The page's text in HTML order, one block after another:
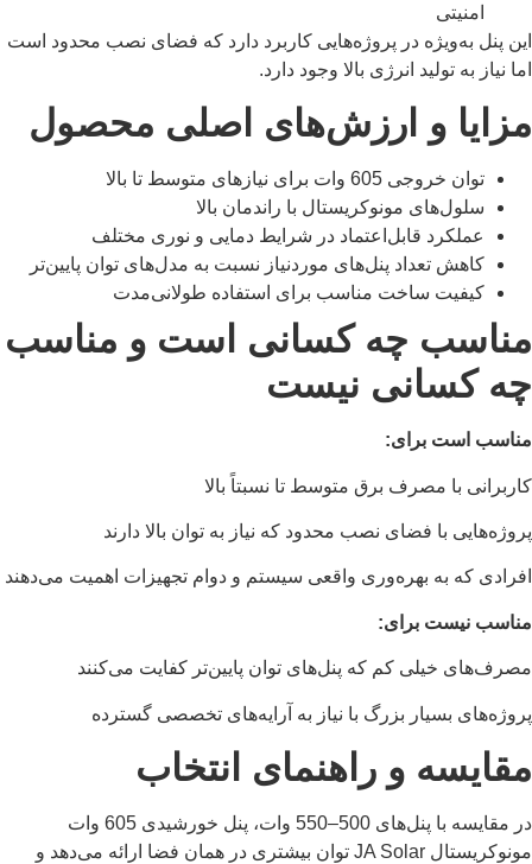
امنیتی
این پنل به‌ویژه در پروژه‌هایی کاربرد دارد که فضای نصب محدود است
اما نیاز به تولید انرژی بالا وجود دارد.
مزایا و ارزش‌های اصلی محصول
توان خروجی 605 وات برای نیازهای متوسط تا بالا
سلول‌های مونوکریستال با راندمان بالا
عملکرد قابل‌اعتماد در شرایط دمایی و نوری مختلف
کاهش تعداد پنل‌های موردنیاز نسبت به مدل‌های توان پایین‌تر
کیفیت ساخت مناسب برای استفاده طولانی‌مدت
مناسب چه کسانی است و مناسب
چه کسانی نیست
مناسب است برای:
کاربرانی با مصرف برق متوسط تا نسبتاً بالا
پروژه‌هایی با فضای نصب محدود که نیاز به توان بالا دارند
افرادی که به بهره‌وری واقعی سیستم و دوام تجهیزات اهمیت می‌دهند
مناسب نیست برای:
مصرف‌های خیلی کم که پنل‌های توان پایین‌تر کفایت می‌کنند
پروژه‌های بسیار بزرگ با نیاز به آرایه‌های تخصصی گسترده
مقایسه و راهنمای انتخاب
در مقایسه با پنل‌های 500–550 وات، پنل خورشیدی 605 وات
مونوکریستال JA Solar توان بیشتری در همان فضا ارائه می‌دهد و